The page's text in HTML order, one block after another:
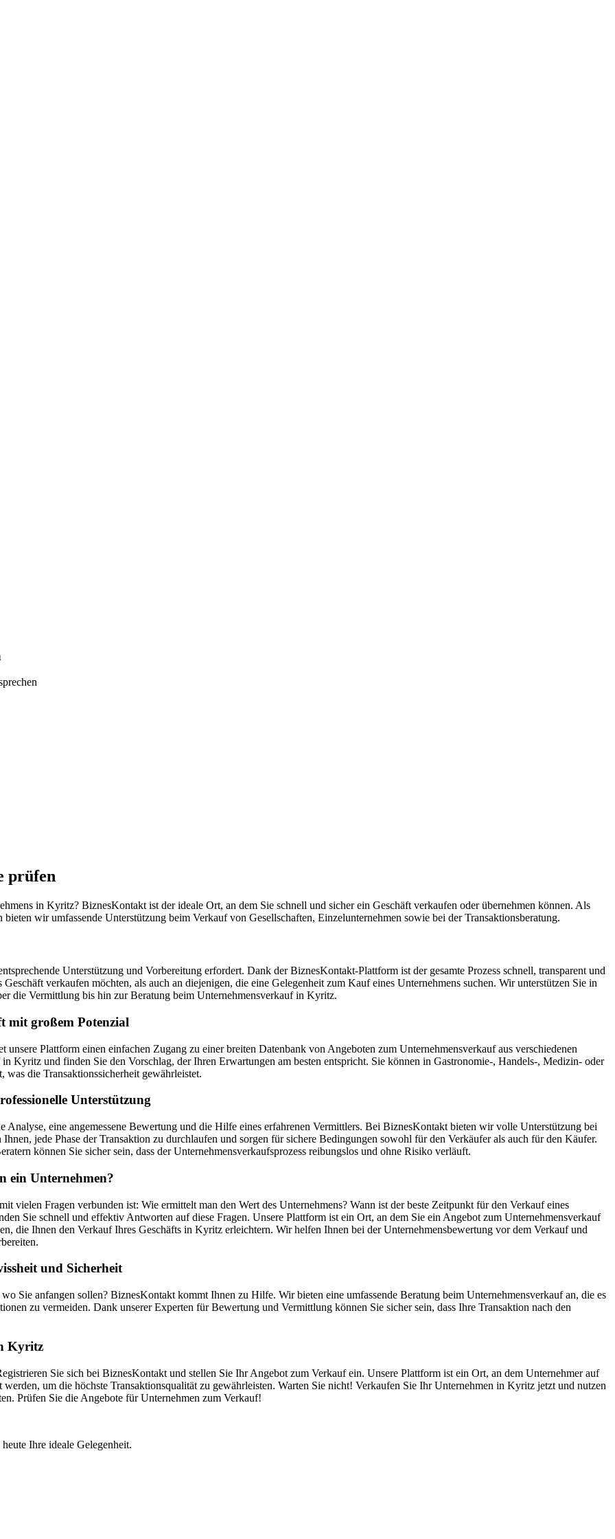
prüfen
in Kyritz? BiznesKontakt ist der ideale Ort, an dem Sie schnell und sicher ein Geschäft verkaufen oder übernehmen können. Als
wir umfassende Unterstützung beim Verkauf von Gesellschaften, Einzelunternehmen sowie bei der Transaktionsberatung.
Unterstützung und Vorbereitung erfordert. Dank der BiznesKontakt-Plattform ist der gesamte Prozess schnell, transparent und
verkaufen möchten, als auch an diejenigen, die eine Gelegenheit zum Kauf eines Unternehmens suchen. Wir unterstützen Sie in
die Vermittlung bis hin zur Beratung beim Unternehmensverkauf in Kyritz.
mit großem Potenzial
Plattform einen einfachen Zugang zu einer breiten Datenbank von Angeboten zum Unternehmensverkauf aus verschiedenen
Kyritz und finden Sie den Vorschlag, der Ihren Erwartungen am besten entspricht. Sie können in Gastronomie-, Handels-, Medizin- oder
die Transaktionssicherheit gewährleistet.
Unterstützung
Analyse, eine angemessene Bewertung und die Hilfe eines erfahrenen Vermittlers. Bei BiznesKontakt bieten wir volle Unterstützung bei
jede Phase der Transaktion zu durchlaufen und sorgen für sichere Bedingungen sowohl für den Verkäufer als auch für den Käufer.
können Sie sicher sein, dass der Unternehmensverkaufsprozess reibungslos und ohne Risiko verläuft.
ein Unternehmen?
vielen Fragen verbunden ist: Wie ermittelt man den Wert des Unternehmens? Wann ist der beste Zeitpunkt für den Verkauf eines
Sie schnell und effektiv Antworten auf diese Fragen. Unsere Plattform ist ein Ort, an dem Sie ein Angebot zum Unternehmensverkauf
die Ihnen den Verkauf Ihres Geschäfts in Kyritz erleichtern. Wir helfen Ihnen bei der Unternehmensbewertung vor dem Verkauf und
und Sicherheit
Sie anfangen sollen? BiznesKontakt kommt Ihnen zu Hilfe. Wir bieten eine umfassende Beratung beim Unternehmensverkauf an, die es
zu vermeiden. Dank unserer Experten für Bewertung und Vermittlung können Sie sicher sein, dass Ihre Transaktion nach den
Kyritz
Sie sich bei BiznesKontakt und stellen Sie Ihr Angebot zum Verkauf ein. Unsere Plattform ist ein Ort, an dem Unternehmer auf
um die höchste Transaktionsqualität zu gewährleisten. Warten Sie nicht! Verkaufen Sie Ihr Unternehmen in Kyritz jetzt und nutzen
Prüfen Sie die Angebote für Unternehmen zum Verkauf!
Ihre ideale Gelegenheit.